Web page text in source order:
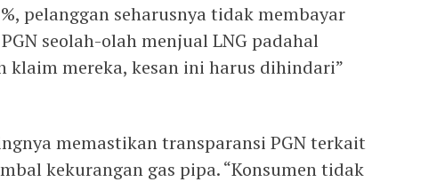
pelanggan seharusnya tidak membayar
seolah-olah menjual LNG padahal
klaim mereka, kesan ini harus dihindari”
memastikan transparansi PGN terkait
kekurangan gas pipa. “Konsumen tidak